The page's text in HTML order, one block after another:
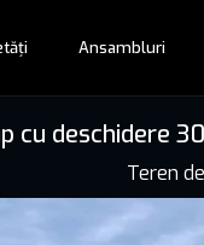
Ansambluri
cu deschidere
Teren